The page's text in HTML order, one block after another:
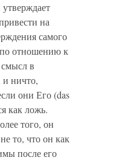
на
самого
по отношению к
в
ничто,
они Его (das
как ложь.
того, он
то, что он как
после его